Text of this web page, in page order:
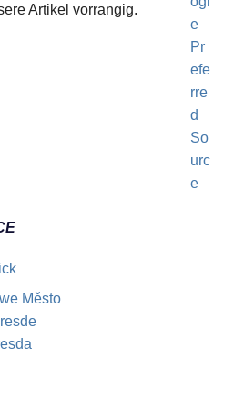
Artikel vorrangig.
Město